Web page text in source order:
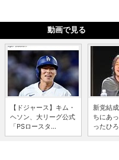
動画で見る
【ドジャース】キム・
ヘソン、大リーグ公式
「PSロースタ...
新党結
ちにあ
ったひ